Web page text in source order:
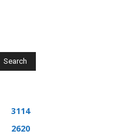
Search
3114
2620